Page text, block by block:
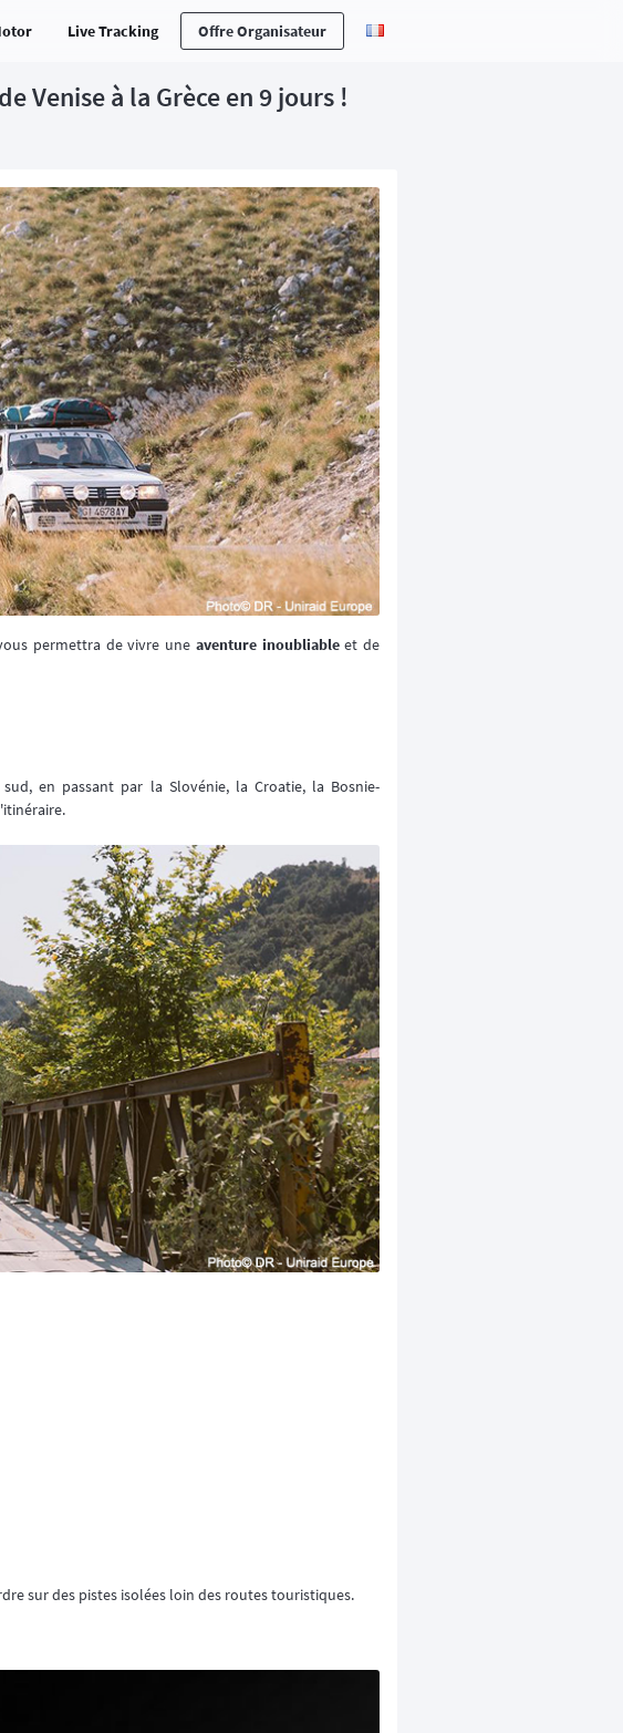
Live Tracking Offre Organisateur
Venise à la Grèce en 9 jours !
permettra de vivre une aventure inoubliableet de
en passant par la Slovénie, la Croatie, la Bosnie-
sur des pistes isolées loin des routes touristiques.